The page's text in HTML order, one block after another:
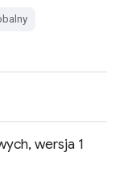
wersja 1